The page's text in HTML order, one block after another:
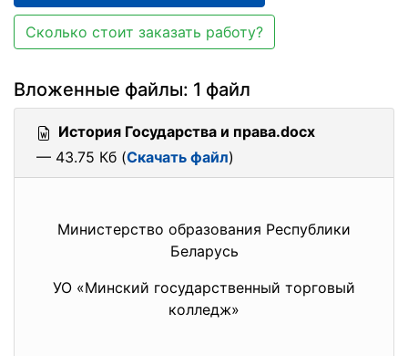
Сколько стоит заказать работу?
Вложенные файлы: 1 файл
История Государства и права.docx
— 43.75 Кб (Скачать файл)
Министерство образования Республики
Беларусь
УО «Минский государственный торговый
колледж»